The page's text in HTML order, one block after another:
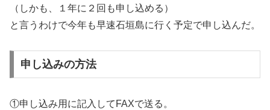
（しかも、１年に２回も申し込める）
と言うわけで今年も早速石垣島に行く予定で申し込んだ。
申し込みの方法
①申し込み用に記入してFAXで送る。